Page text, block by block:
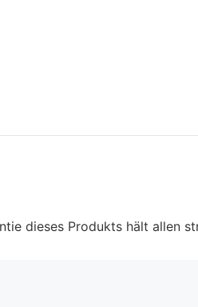
dieses Produkts hält allen